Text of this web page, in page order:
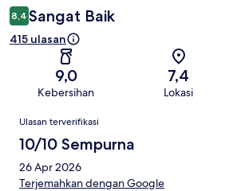
8,4 Sangat Baik
415 ulasan
9,0
Kebersihan
7,4
Lokasi
Ulasan
Ulasan terverifikasi
10/10 Sempurna
26 Apr 2026
Terjemahkan dengan Google